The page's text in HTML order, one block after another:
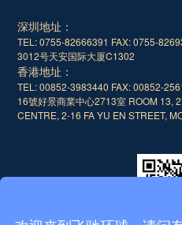
深圳地址：
TEL: 0755-82666391 FAX: 0755-
3012号天安国际大厦C1302
香港地址：
TEL: 00852-3983440 FAX: 00852-
16號好景商業中心2713室 ROOM 13,
CENTRE, 2-16 FA YU EN STREET,